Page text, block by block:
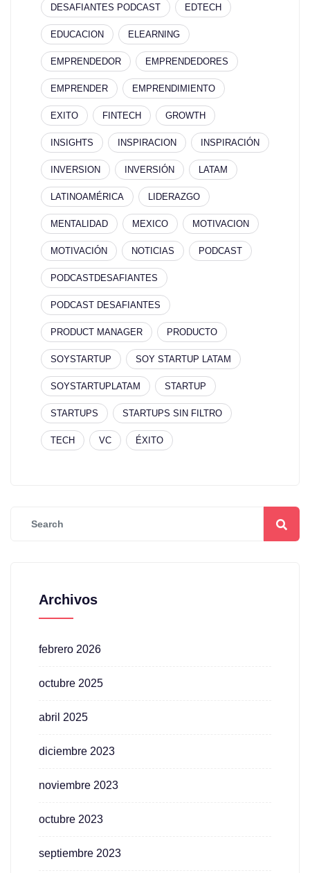
DESAFIANTES PODCAST EDTECH
EDUCACION ELEARNING
EMPRENDEDOR EMPRENDEDORES
EMPRENDER EMPRENDIMIENTO
EXITO FINTECH GROWTH
INSIGHTS INSPIRACION INSPIRACIÓN
INVERSION INVERSIÓN LATAM
LATINOAMÉRICA LIDERAZGO
MENTALIDAD MEXICO MOTIVACION
MOTIVACIÓN NOTICIAS PODCAST
PODCASTDESAFIANTES
PODCAST DESAFIANTES
PRODUCT MANAGER PRODUCTO
SOYSTARTUP SOY STARTUP LATAM
SOYSTARTUPLATAM STARTUP
STARTUPS STARTUPS SIN FILTRO
TECH VC ÉXITO
Archivos
febrero 2026
octubre 2025
abril 2025
diciembre 2023
noviembre 2023
octubre 2023
septiembre 2023